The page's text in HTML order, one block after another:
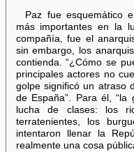
Paz fue esquemático
más importantes en la
compañía, fue el
sin embargo, los
contienda. “¿Cómo se
principales actores no
golpe significó un atraso
de España”. Para él,
lucha de clases: los
terratenientes, los
intentaron llenar la
realmente una cosa